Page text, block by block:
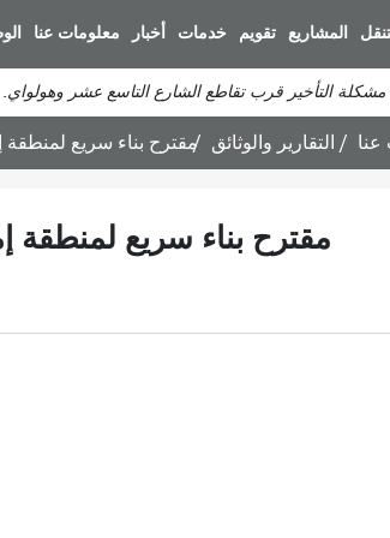
المشاريع تقويم خدمات أخبار معلومات عنا
التأخير قرب تقاطع الشارع التاسع عشر
التقارير والوثائق مقترح بناء سريع
مقترح بناء سريع لمنطقة